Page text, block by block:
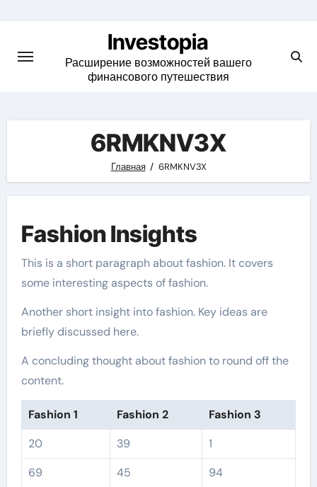
content
Investopia
Расширение возможностей вашего
финансового путешествия
6RMKNV3X
Главная 6RMKNV3X
Fashion Insights
This is a short paragraph about fashion. It covers
some interesting aspects of fashion.
Another short insight into fashion. Key ideas are
briefly discussed here.
A concluding thought about fashion to round off the
content.
Fashion 1 Fashion 2
Fashion 3
20
39
1
69
45
94